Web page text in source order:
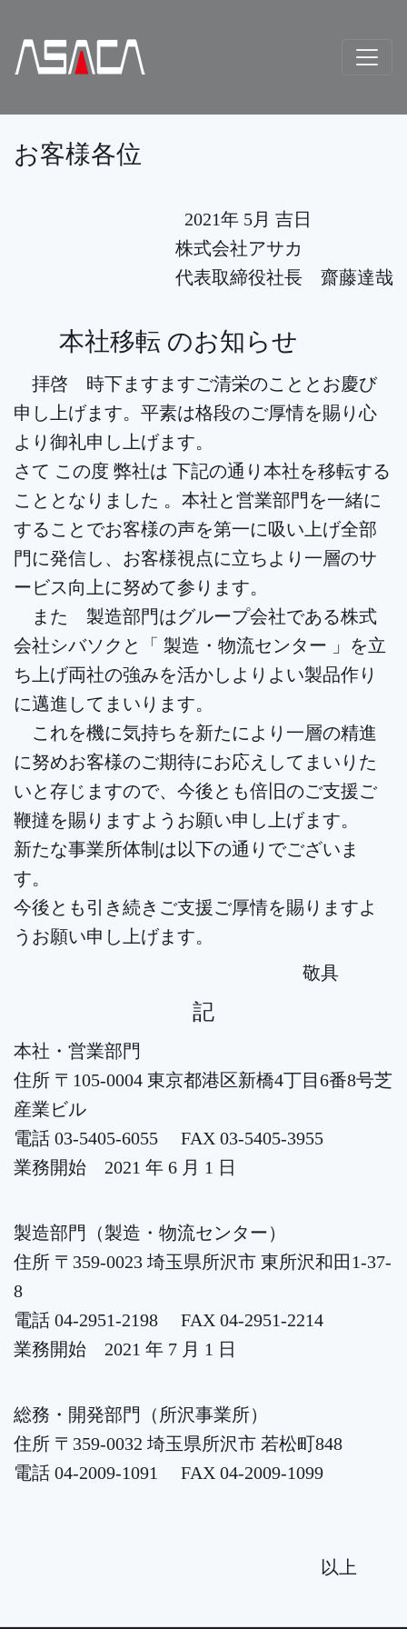
お客様各位
2021年 5月 吉日
株式会社アサカ
代表取締役社長 齋藤達哉
本社移転 のお知らせ
拝啓 時下ますますご清栄のこととお慶び
申し上げます。平素は格段のご厚情を賜り心
より御礼申し上げます。
さて この度 弊社は 下記の通り本社を移転する
こととなりました 。本社と営業部門を一緒に
することでお客様の声を第一に吸い上げ全部
門に発信し、お客様視点に立ちより一層のサ
ービス向上に努めて参ります。
また 製造部門はグループ会社である株式
会社シバソクと「 製造・物流センター 」を立
ち上げ両社の強みを活かしよりよい製品作り
に邁進してまいります。
これを機に気持ちを新たにより一層の精進
に努めお客様のご期待にお応えしてまいりた
いと存じますので、今後とも倍旧のご支援ご
鞭撻を賜りますようお願い申し上げます。
新たな事業所体制は以下の通りでございま
す。
今後とも引き続きご支援ご厚情を賜りますよ
うお願い申し上げます。
敬具
記
本社・営業部門
住所 〒105-0004 東京都港区新橋4丁目6番8号芝
産業ビル
電話 03-5405-6055 FAX 03-5405-3955
業務開始 2021 年 6 月 1 日
製造部門（製造・物流センター）
住所 〒359-0023 埼玉県所沢市 東所沢和田1-37-
8
電話 04-2951-2198 FAX 04-2951-2214
業務開始 2021 年 7 月 1 日
総務・開発部門（所沢事業所）
住所 〒359-0032 埼玉県所沢市 若松町848
電話 04-2009-1091 FAX 04-2009-1099
以上